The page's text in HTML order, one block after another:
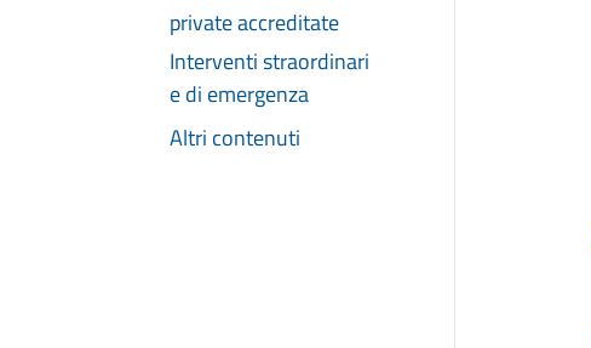
private accreditate
Interventi straordinari
e di emergenza
Altri contenuti